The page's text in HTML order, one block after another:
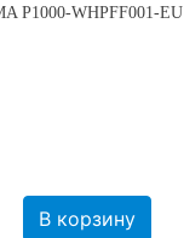
P1000-WHPFF001-EU
В корзину